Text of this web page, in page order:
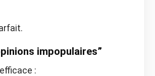
impopulaires”
: